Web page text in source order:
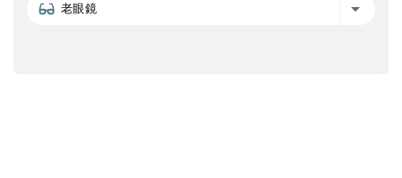
老眼鏡